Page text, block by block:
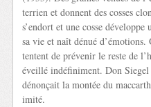
terrien et donnent des cosses
s’endort et une cosse
sa vie et naît dénué
tentent de prévenir le reste de
éveillé indéfiniment. Don
dénonçait la montée du
imité.